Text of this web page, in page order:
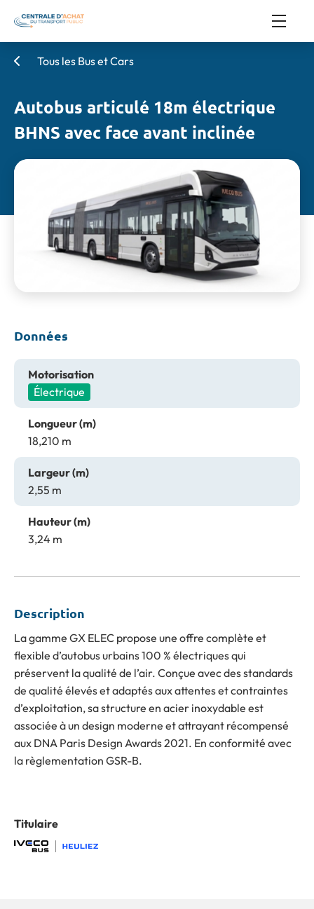
Tous les Bus et Cars
Autobus articulé 18m électrique
BHNS avec face avant inclinée
Données
Motorisation
Électrique
Longueur (m)
18,210 m
Largeur (m)
2,55 m
Hauteur (m)
3,24 m
Description
La gamme GX ELEC propose une offre complète et
flexible d’autobus urbains 100 % électriques qui
préservent la qualité de l’air. Conçue avec des standards
de qualité élevés et adaptés aux attentes et contraintes
d’exploitation, sa structure en acier inoxydable est
associée à un design moderne et attrayant récompensé
aux DNA Paris Design Awards 2021. En conformité avec
la règlementation GSR-B.
Titulaire